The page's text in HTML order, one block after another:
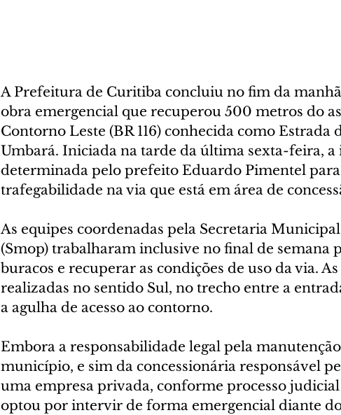
A Prefeitura de Curitiba concluiu no fim da
obra emergencial que recuperou 500 metros do
Contorno Leste (BR 116) conhecida como Estrada
Umbará. Iniciada na tarde da última sexta-feira,
determinada pelo prefeito Eduardo Pimentel
trafegabilidade na via que está em área de
As equipes coordenadas pela Secretaria
(Smop) trabalharam inclusive no final de semana
buracos e recuperar as condições de uso da via.
realizadas no sentido Sul, no trecho entre a
a agulha de acesso ao contorno.
Embora a responsabilidade legal pela
município, e sim da concessionária responsável
uma empresa privada, conforme processo
optou por intervir de forma emergencial diante do